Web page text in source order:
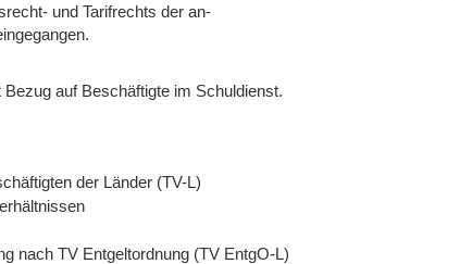
und Tarifrechts der an-
auf Beschäftigte im Schuldienst.
der Länder (TV-L)
nach TV Entgeltordnung (TV EntgO-L)